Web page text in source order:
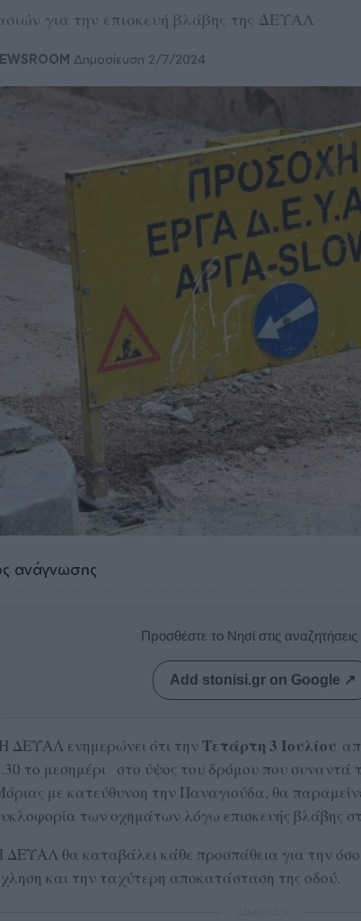
για την επισκευή βλάβης της ΔΕΥΑΛ
Δημοσίευση 2/7/2024
ανάγνωσης
Προσθέστε το Νησί στις
Add stonisi.gr on Google ↗
Η ΔΕΥΑΛ ενημερώνει ότι την Τετάρτη 3 Ιουλίου
το μεσημέρι στο ύψος του δρόμου που συναντά
με κατεύθυνση την Παναγιούδα, θα
των οχημάτων λόγω επισκευής βλάβης
ΔΕΥΑΛ θα καταβάλει κάθε προσπάθεια για την
και την ταχύτερη αποκατάσταση της οδού.